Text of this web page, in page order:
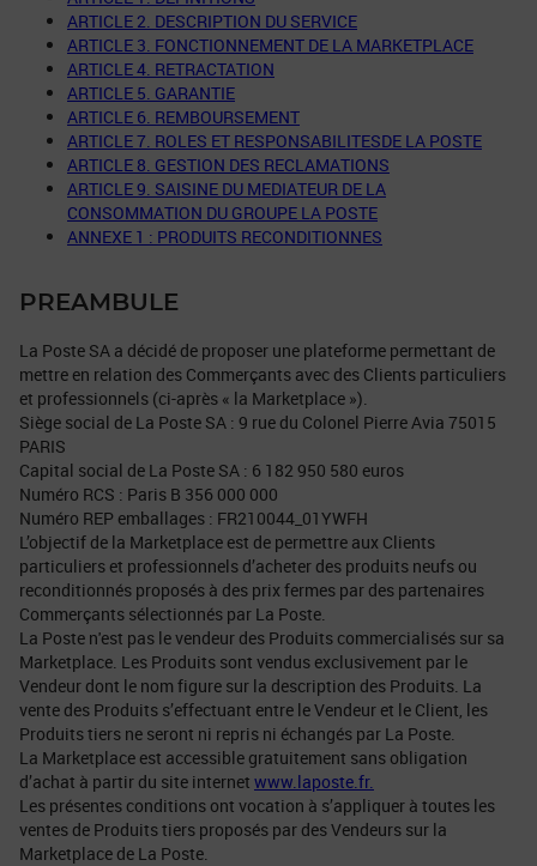
ARTICLE 2. DESCRIPTION DU SERVICE
ARTICLE 3. FONCTIONNEMENT DE LA MARKETPLACE
ARTICLE 4. RETRACTATION
ARTICLE 5. GARANTIE
ARTICLE 6. REMBOURSEMENT
ARTICLE 7. ROLES ET RESPONSABILITESDE LA POSTE
ARTICLE 8. GESTION DES RECLAMATIONS
ARTICLE 9. SAISINE DU MEDIATEUR DE LA
CONSOMMATION DU GROUPE LA POSTE
ANNEXE 1 : PRODUITS RECONDITIONNES
PREAMBULE
La Poste SA a décidé de proposer une plateforme permettant de
mettre en relation des Commerçants avec des Clients particuliers
et professionnels (ci-après « la Marketplace »).
Siège social de La Poste SA : 9 rue du Colonel Pierre Avia 75015
PARIS
Capital social de La Poste SA : 6 182 950 580 euros
Numéro RCS : Paris B 356 000 000
Numéro REP emballages : FR210044_01YWFH
L’objectif de la Marketplace est de permettre aux Clients
particuliers et professionnels d’acheter des produits neufs ou
reconditionnés proposés à des prix fermes par des partenaires
Commerçants sélectionnés par La Poste.
La Poste n'est pas le vendeur des Produits commercialisés sur sa
Marketplace. Les Produits sont vendus exclusivement par le
Vendeur dont le nom figure sur la description des Produits. La
vente des Produits s’effectuant entre le Vendeur et le Client, les
Produits tiers ne seront ni repris ni échangés par La Poste.
La Marketplace est accessible gratuitement sans obligation
d’achat à partir du site internet www.laposte.fr.
Les présentes conditions ont vocation à s’appliquer à toutes les
ventes de Produits tiers proposés par des Vendeurs sur la
Marketplace de La Poste.